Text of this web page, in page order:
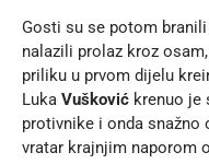
Gosti su se potom
nalazili prolaz kroz
priliku u prvom dijelu
Luka Vušković krenuo je
protivnike i onda snažno
vratar krajnjim naporom